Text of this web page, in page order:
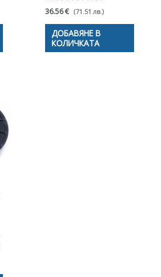
36.56 € (71.51 лв.)
ДОБАВЯНЕ В
КОЛИЧКАТА